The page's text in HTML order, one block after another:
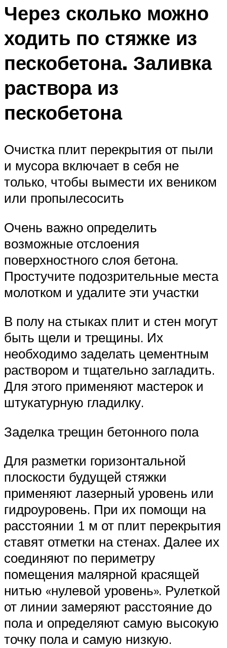
Через сколько можно
ходить по стяжке из
пескобетона. Заливка
раствора из
пескобетона
Очистка плит перекрытия от пыли
и мусора включает в себя не
только, чтобы вымести их веником
или пропылесосить
Очень важно определить
возможные отслоения
поверхностного слоя бетона.
Простучите подозрительные места
молотком и удалите эти участки
В полу на стыках плит и стен могут
быть щели и трещины. Их
необходимо заделать цементным
раствором и тщательно загладить.
Для этого применяют мастерок и
штукатурную гладилку.
Заделка трещин бетонного пола
Для разметки горизонтальной
плоскости будущей стяжки
применяют лазерный уровень или
гидроуровень. При их помощи на
расстоянии 1 м от плит перекрытия
ставят отметки на стенах. Далее их
соединяют по периметру
помещения малярной красящей
нитью «нулевой уровень». Рулеткой
от линии замеряют расстояние до
пола и определяют самую высокую
точку пола и самую низкую.